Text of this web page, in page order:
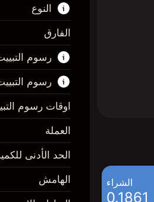
الشراء
0.1861
النوع
هذا السوق
الفروقات.
اعرف
عقود
الفارق
رسوم
الهامش.
رسم
رسوم
الهامش.
اوقات رسوم
العملة
الحد الأدنى
الهامش